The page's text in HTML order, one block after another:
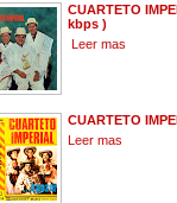
CUARTETO
kbps )
Leer mas
CUARTETO
Leer mas